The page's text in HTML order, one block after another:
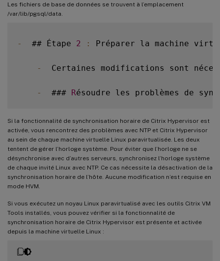
Les fichiers de base de données se trouvent à l’emplacement
/var/lib/pgsql/data.
-
  ## Étape
2 : Préparer la machine
-
Certaines modifications sont
-
  ###
R
Si la fonctionnalité de synchronisation horaire de Citrix Hypervisor est
activée, vous rencontrez des problèmes avec NTP et Citrix Hypervisor
au sein de chaque machine virtuelle Linux paravirtualisée. Les deux
tentent de gérer l’horloge système. Pour éviter que l’horloge ne se
désynchronise avec d’autres serveurs, synchronisez l’horloge système
de chaque invité Linux avec NTP. Ce cas nécessite la désactivation de la
synchronisation horaire de l’hôte. Aucune modification n’est requise en
mode HVM.
Si vous exécutez un noyau Linux paravirtualisé avec les outils Citrix VM
Tools installés, vous pouvez vérifier si la fonctionnalité de
synchronisation horaire de Citrix Hypervisor est présente et activée
depuis la machine virtuelle Linux :